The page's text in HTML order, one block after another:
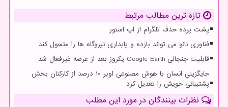
تازه ترین مطالب مرتبط
پشت پرده حذف تلگرام از اپ استور
فناوری نانو می تواند بازده و پایداری نیروگاه ها را متحول کند
قابلیت جنجالی Google Earth یکروز بعد از عرضه غیرفعال شد
جایگزینی انسان با هوش مصنوعی اوبر 10 درصد از کارکنان بخش
پشتیبانی خویش را تعدیل کرد
نظرات بینندگان در مورد این مطلب